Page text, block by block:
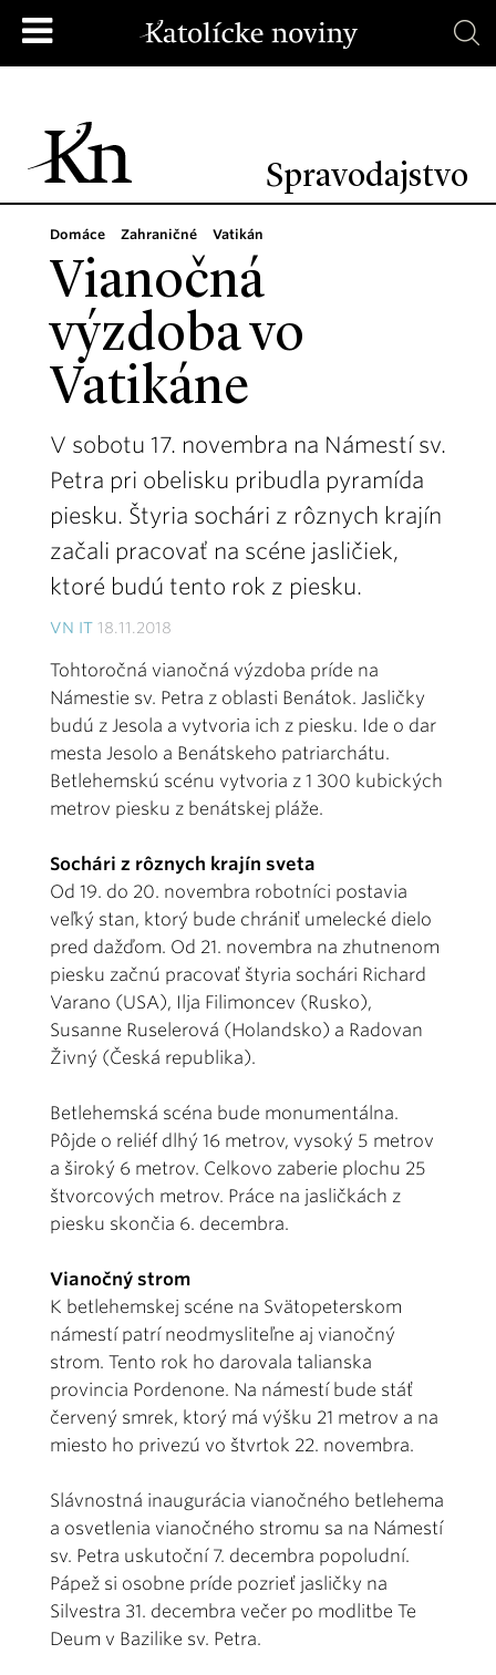
Spravodajstvo
Domáce Zahraničné Vatikán
Vianočná
výzdoba vo
Vatikáne
V sobotu 17. novembra na Námestí sv.
Petra pri obelisku pribudla pyramída
piesku. Štyria sochári z rôznych krajín
začali pracovať na scéne jasličiek,
ktoré budú tento rok z piesku.
VN IT 18.11.2018
Tohtoročná vianočná výzdoba príde na
Námestie sv. Petra z oblasti Benátok. Jasličky
budú z Jesola a vytvoria ich z piesku. Ide o dar
mesta Jesolo a Benátskeho patriarchátu.
Betlehemskú scénu vytvoria z 1 300 kubických
metrov piesku z benátskej pláže.
Sochári z rôznych krajín sveta
Od 19. do 20. novembra robotníci postavia
veľký stan, ktorý bude chrániť umelecké dielo
pred dažďom. Od 21. novembra na zhutnenom
piesku začnú pracovať štyria sochári Richard
Varano (USA), Ilja Filimoncev (Rusko),
Susanne Ruselerová (Holandsko) a Radovan
Živný (Česká republika).
Betlehemská scéna bude monumentálna.
Pôjde o reliéf dlhý 16 metrov, vysoký 5 metrov
a široký 6 metrov. Celkovo zaberie plochu 25
štvorcových metrov. Práce na jasličkách z
piesku skončia 6. decembra.
Vianočný strom
K betlehemskej scéne na Svätopeterskom
námestí patrí neodmysliteľne aj vianočný
strom. Tento rok ho darovala talianska
provincia Pordenone. Na námestí bude stáť
červený smrek, ktorý má výšku 21 metrov a na
miesto ho privezú vo štvrtok 22. novembra.
Slávnostná inaugurácia vianočného betlehema
a osvetlenia vianočného stromu sa na Námestí
sv. Petra uskutoční 7. decembra popoludní.
Pápež si osobne príde pozrieť jasličky na
Silvestra 31. decembra večer po modlitbe Te
Deum v Bazilike sv. Petra.